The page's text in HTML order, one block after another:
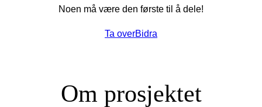
Noen må være den første til å dele!
Ta overBidra
Om prosjektet